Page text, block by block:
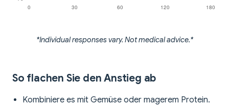
*Individual responses vary. Not medical advice.*
So flachen Sie den Anstieg ab
Kombiniere es mit Gemüse oder magerem Protein.